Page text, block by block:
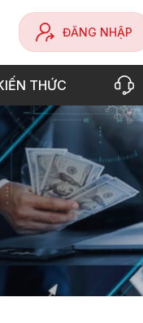
ĐĂNG NHẬP
THỨC